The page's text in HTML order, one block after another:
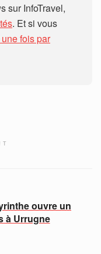
sur InfoTravel,
. Et si vous
fois par
ouvre un
à Urrugne